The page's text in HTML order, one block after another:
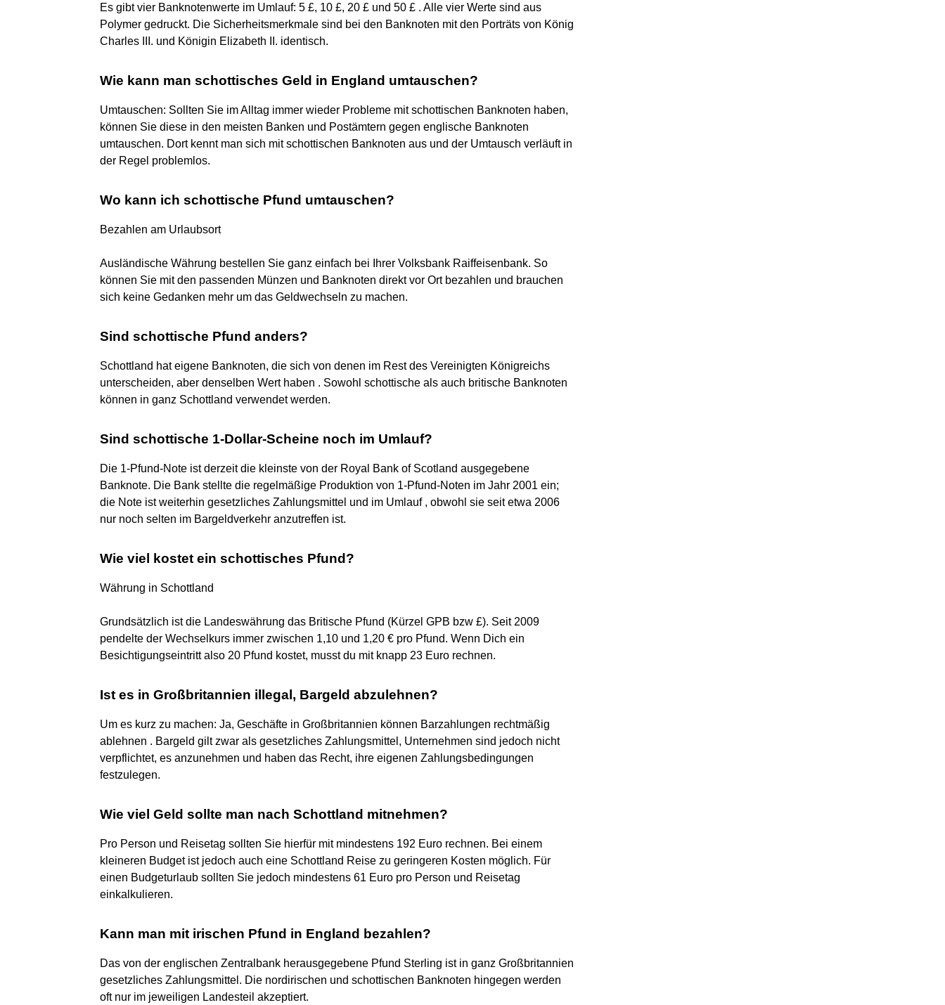
Es gibt vier Banknotenwerte im Umlauf: 5 £, 10 £, 20 £ und 50 £ . Alle vier Werte sind aus
Polymer gedruckt. Die Sicherheitsmerkmale sind bei den Banknoten mit den Porträts von König
Charles III. und Königin Elizabeth II. identisch.
Wie kann man schottisches Geld in England umtauschen?
Umtauschen: Sollten Sie im Alltag immer wieder Probleme mit schottischen Banknoten haben,
können Sie diese in den meisten Banken und Postämtern gegen englische Banknoten
umtauschen. Dort kennt man sich mit schottischen Banknoten aus und der Umtausch verläuft in
der Regel problemlos.
Wo kann ich schottische Pfund umtauschen?
Bezahlen am Urlaubsort
Ausländische Währung bestellen Sie ganz einfach bei Ihrer Volksbank Raiffeisenbank. So
können Sie mit den passenden Münzen und Banknoten direkt vor Ort bezahlen und brauchen
sich keine Gedanken mehr um das Geldwechseln zu machen.
Sind schottische Pfund anders?
Schottland hat eigene Banknoten, die sich von denen im Rest des Vereinigten Königreichs
unterscheiden, aber denselben Wert haben . Sowohl schottische als auch britische Banknoten
können in ganz Schottland verwendet werden.
Sind schottische 1-Dollar-Scheine noch im Umlauf?
Die 1-Pfund-Note ist derzeit die kleinste von der Royal Bank of Scotland ausgegebene
Banknote. Die Bank stellte die regelmäßige Produktion von 1-Pfund-Noten im Jahr 2001 ein;
die Note ist weiterhin gesetzliches Zahlungsmittel und im Umlauf , obwohl sie seit etwa 2006
nur noch selten im Bargeldverkehr anzutreffen ist.
Wie viel kostet ein schottisches Pfund?
Währung in Schottland
Grundsätzlich ist die Landeswährung das Britische Pfund (Kürzel GPB bzw £). Seit 2009
pendelte der Wechselkurs immer zwischen 1,10 und 1,20 € pro Pfund. Wenn Dich ein
Besichtigungseintritt also 20 Pfund kostet, musst du mit knapp 23 Euro rechnen.
Ist es in Großbritannien illegal, Bargeld abzulehnen?
Um es kurz zu machen: Ja, Geschäfte in Großbritannien können Barzahlungen rechtmäßig
ablehnen . Bargeld gilt zwar als gesetzliches Zahlungsmittel, Unternehmen sind jedoch nicht
verpflichtet, es anzunehmen und haben das Recht, ihre eigenen Zahlungsbedingungen
festzulegen.
Wie viel Geld sollte man nach Schottland mitnehmen?
Pro Person und Reisetag sollten Sie hierfür mit mindestens 192 Euro rechnen. Bei einem
kleineren Budget ist jedoch auch eine Schottland Reise zu geringeren Kosten möglich. Für
einen Budgeturlaub sollten Sie jedoch mindestens 61 Euro pro Person und Reisetag
einkalkulieren.
Kann man mit irischen Pfund in England bezahlen?
Das von der englischen Zentralbank herausgegebene Pfund Sterling ist in ganz Großbritannien
gesetzliches Zahlungsmittel. Die nordirischen und schottischen Banknoten hingegen werden
oft nur im jeweiligen Landesteil akzeptiert.